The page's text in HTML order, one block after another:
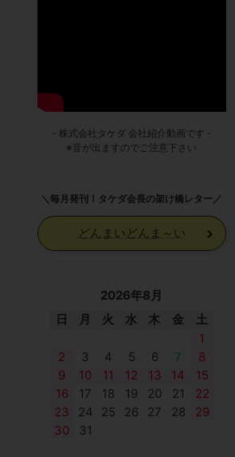
- 株式会社タケダ 会社紹介動画です -
※音が出ますのでご注意下さい
＼毎月発刊！タケダ会長の架け橋レター／
どんまいどんま～い
2026年8月
日
月 火 水 木 金
土
1
2
3 4 5 6 7
8
9
10 11 12 13 14
15
16
17 18 19 20 21
22
23
24 25 26 27 28
29
30
31